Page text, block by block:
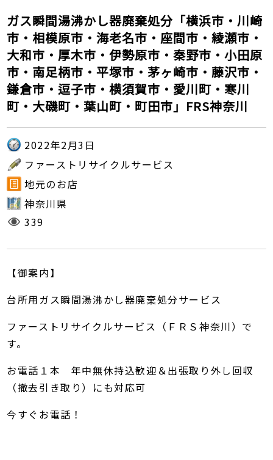
ガス瞬間湯沸かし器廃棄処分「横浜市・川崎
市・相模原市・海老名市・座間市・綾瀬市・
大和市・厚木市・伊勢原市・秦野市・小田原
市・南足柄市・平塚市・茅ヶ崎市・藤沢市・
鎌倉市・逗子市・横須賀市・愛川町・寒川
町・大磯町・葉山町・町田市」FRS神奈川
2022年2月3日
ファーストリサイクルサービス
地元のお店
神奈川県
339
【御案内】
台所用ガス瞬間湯沸かし器廃棄処分サービス
ファーストリサイクルサービス（ＦＲＳ神奈川）で
す。
お電話１本 年中無休持込歓迎＆出張取り外し回収
（撤去引き取り）にも対応可
今すぐお電話！